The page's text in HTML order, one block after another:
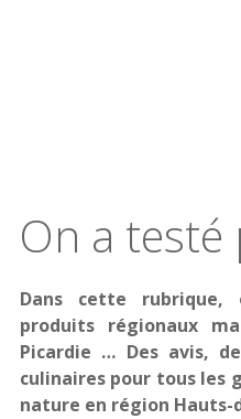
On a
Dans cette
produits régionaux
Picardie … Des avis,
culinaires pour tous les
nature en région Hauts-